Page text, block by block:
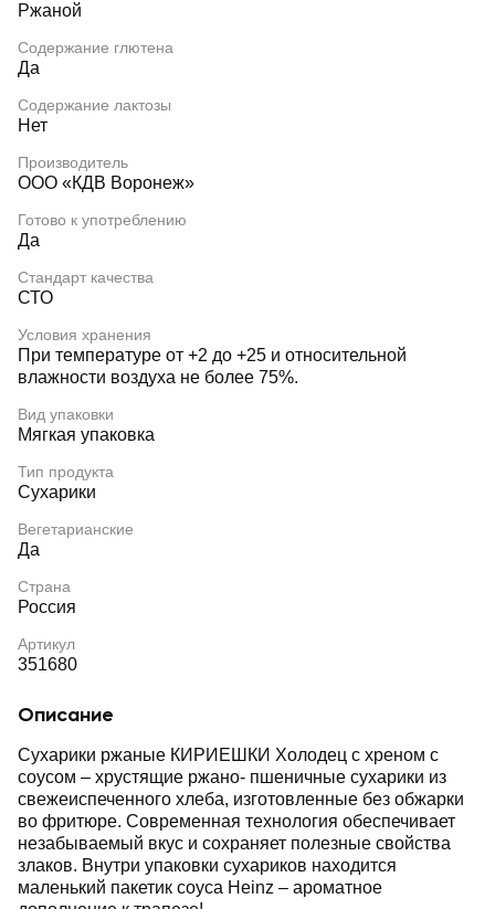
Ржаной
Содержание глютена
Да
Содержание лактозы
Нет
Производитель
ООО «КДВ Воронеж»
Готово к употреблению
Да
Стандарт качества
СТО
Условия хранения
При температуре от +2 до +25 и относительной
влажности воздуха не более 75%.
Вид упаковки
Мягкая упаковка
Тип продукта
Сухарики
Вегетарианские
Да
Страна
Россия
Артикул
351680
Описание
Сухарики ржаные КИРИЕШКИ Холодец с хреном с
соусом – хрустящие ржано- пшеничные сухарики из
свежеиспеченного хлеба, изготовленные без обжарки
во фритюре. Современная технология обеспечивает
незабываемый вкус и сохраняет полезные свойства
злаков. Внутри упаковки сухариков находится
маленький пакетик соуса Heinz – ароматное